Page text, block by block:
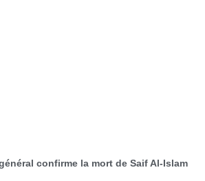
confirme la mort de Saif Al-Islam